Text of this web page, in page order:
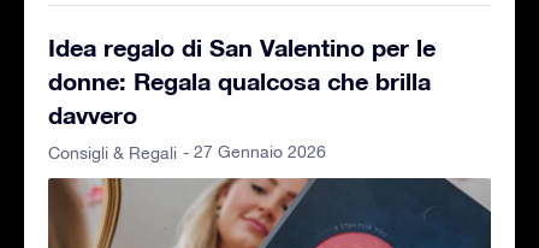
Idea regalo di San Valentino per le
donne: Regala qualcosa che brilla
davvero
Consigli & Regali - 27 Gennaio 2026